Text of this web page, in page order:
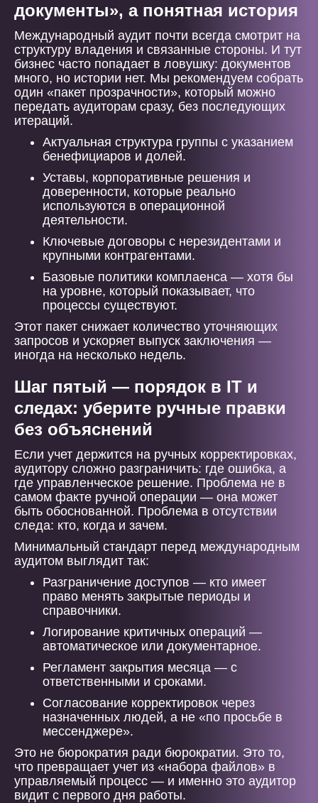
документы», а понятная история
Международный аудит почти всегда смотрит на
структуру владения и связанные стороны. И тут
бизнес часто попадает в ловушку: документов
много, но истории нет. Мы рекомендуем собрать
один «пакет прозрачности», который можно
передать аудиторам сразу, без последующих
итераций.
Актуальная структура группы с указанием
бенефициаров и долей.
Уставы, корпоративные решения и
доверенности, которые реально
используются в операционной
деятельности.
Ключевые договоры с нерезидентами и
крупными контрагентами.
Базовые политики комплаенса — хотя бы
на уровне, который показывает, что
процессы существуют.
Этот пакет снижает количество уточняющих
запросов и ускоряет выпуск заключения —
иногда на несколько недель.
Шаг пятый — порядок в IT и
следах: уберите ручные правки
без объяснений
Если учет держится на ручных корректировках,
аудитору сложно разграничить: где ошибка, а
где управленческое решение. Проблема не в
самом факте ручной операции — она может
быть обоснованной. Проблема в отсутствии
следа: кто, когда и зачем.
Минимальный стандарт перед международным
аудитом выглядит так:
Разграничение доступов — кто имеет
право менять закрытые периоды и
справочники.
Логирование критичных операций —
автоматическое или документарное.
Регламент закрытия месяца — с
ответственными и сроками.
Согласование корректировок через
назначенных людей, а не «по просьбе в
мессенджере».
Это не бюрократия ради бюрократии. Это то,
что превращает учет из «набора файлов» в
управляемый процесс — и именно это аудитор
видит с первого дня работы.